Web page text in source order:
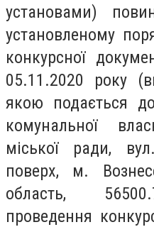
установами)
установленому
конкурсної
05.11.2020 року
якою подається
комунальної
міської ради,
поверх, м.
область,
проведення